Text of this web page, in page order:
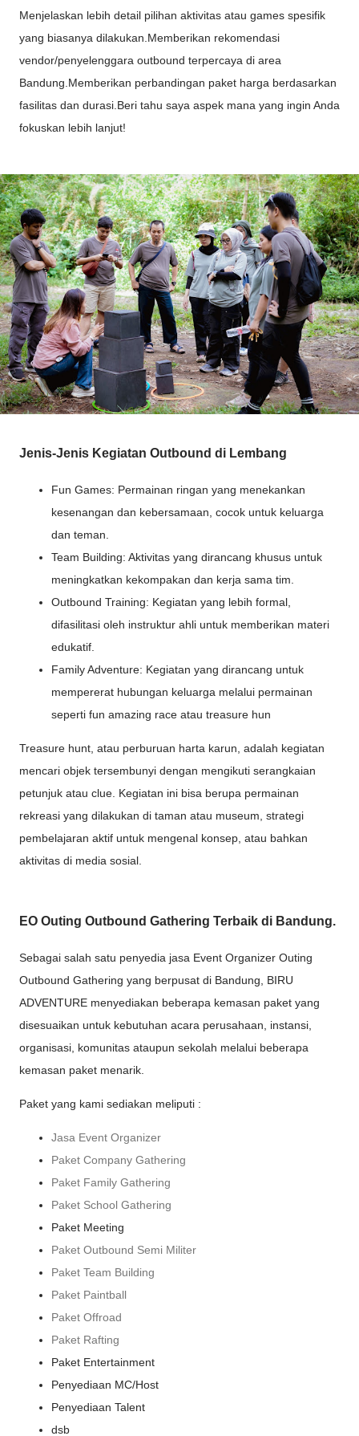
Menjelaskan lebih detail pilihan aktivitas atau games spesifik
yang biasanya dilakukan.Memberikan rekomendasi
vendor/penyelenggara outbound terpercaya di area
Bandung.Memberikan perbandingan paket harga berdasarkan
fasilitas dan durasi.Beri tahu saya aspek mana yang ingin Anda
fokuskan lebih lanjut!
Jenis-Jenis Kegiatan Outbound di Lembang
Fun Games: Permainan ringan yang menekankan
kesenangan dan kebersamaan, cocok untuk keluarga
dan teman.
Team Building: Aktivitas yang dirancang khusus untuk
meningkatkan kekompakan dan kerja sama tim.
Outbound Training: Kegiatan yang lebih formal,
difasilitasi oleh instruktur ahli untuk memberikan materi
edukatif.
Family Adventure: Kegiatan yang dirancang untuk
mempererat hubungan keluarga melalui permainan
seperti fun amazing race atau treasure hun
Treasure hunt, atau perburuan harta karun, adalah kegiatan
mencari objek tersembunyi dengan mengikuti serangkaian
petunjuk atau clue. Kegiatan ini bisa berupa permainan
rekreasi yang dilakukan di taman atau museum, strategi
pembelajaran aktif untuk mengenal konsep, atau bahkan
aktivitas di media sosial.
EO Outing Outbound Gathering Terbaik di Bandung.
Sebagai salah satu penyedia jasa Event Organizer Outing
Outbound Gathering yang berpusat di Bandung, BIRU
ADVENTURE menyediakan beberapa kemasan paket yang
disesuaikan untuk kebutuhan acara perusahaan, instansi,
organisasi, komunitas ataupun sekolah melalui beberapa
kemasan paket menarik.
Paket yang kami sediakan meliputi :
Jasa Event Organizer
Paket Company Gathering
Paket Family Gathering
Paket School Gathering
Paket Meeting
Paket Outbound Semi Militer
Paket Team Building
Paket Paintball
Paket Offroad
Paket Rafting
Paket Entertainment
Penyediaan MC/Host
Penyediaan Talent
dsb